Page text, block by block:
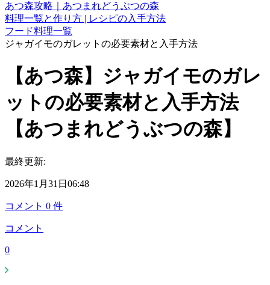
あつ森攻略｜あつまれどうぶつの森
料理一覧と作り方 | レシピの入手方法
フード料理一覧
ジャガイモのガレットの必要素材と入手方法
【あつ森】ジャガイモのガレ
ットの必要素材と入手方法
【あつまれどうぶつの森】
最終更新:
2026年1月31日06:48
コメント 0 件
コメント
0